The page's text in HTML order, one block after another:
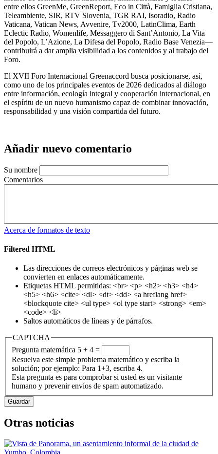
entre ellos GreenMe, GreenReport, Eco in Città, Famiglia Cristiana,
Teleambiente, SIR, RTV Slovenia, TGR RAI, Isoradio, Radio
Vaticana, Vatican News, Avvenire, Tv2000, LatinClima, Earth
Eclectic Radio, Womenlife, Messaggero di Sant’Antonio, La Vita
del Popolo, L’Azione, La Difesa del Popolo, Radio Base Venezia—
contribuirá a dar amplia visibilidad a los contenidos y al trabajo del
Foro.
El XVII Foro Internacional Greenaccord busca posicionarse, así,
como uno de los principales eventos de 2026 dedicados al diálogo
entre información, ecología integral y cooperación internacional, en
el espíritu de un nuevo humanismo capaz de combinar innovación,
responsabilidad y una visión compartida del futuro.
Añadir nuevo comentario
Su nombre
Comentarios
Acerca de formatos de texto
Filtered HTML
Las direcciones de correos electrónicos y páginas web se
convierten en enlaces automáticamente.
Etiquetas HTML permitidas: <br> <p> <h2> <h3> <h4>
<h5> <h6> <cite> <dl> <dt> <dd> <a hreflang href>
<blockquote cite> <ul type> <ol type start> <strong> <em>
<code> <li>
Saltos automáticos de líneas y de párrafos.
CAPTCHA
Pregunta matemática 5 + 4 =
Resuelva este simple problema matemático y escriba la
solución; por ejemplo: Para 1+3, escriba 4.
Esta pregunta es para comprobar si usted es un visitante
humano y prevenir envíos de spam automatizado.
Otras noticias